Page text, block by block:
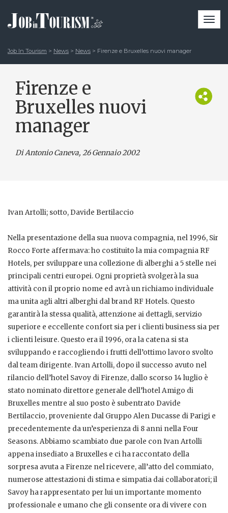
Job In Tourism > News > News > Firenze e Bruxelles nuovi manager
Firenze e
Bruxelles nuovi
manager
Di Antonio Caneva, 26 Gennaio 2002
Ivan Artolli; sotto, Davide Bertilaccio
Nella presentazione della sua nuova compagnia, nel 1996, Sir
Rocco Forte affermava: ho costituito la mia compagnia RF
Hotels, per sviluppare una collezione di alberghi a 5 stelle nei
principali centri europei. Ogni proprietà svolgerà la sua
attività con il proprio nome ed avrà un richiamo individuale
ma unita agli altri alberghi dal brand RF Hotels. Questo
garantirà la stessa qualità, attenzione ai dettagli, servizio
superiore e eccellente confort sia per i clienti business sia per
i clienti leisure. Questo era il 1996, ora la catena si sta
sviluppando e raccogliendo i frutti dell’ottimo lavoro svolto
dal team dirigente. Ivan Artolli, dopo il successo avuto nel
rilancio dell’hotel Savoy di Firenze, dallo scorso 14 luglio è
stato nominato direttore generale dell’hotel Amigo di
Bruxelles mentre al suo posto è subentrato Davide
Bertilaccio, proveniente dal Gruppo Alen Ducasse di Parigi e
precedentemente da un’esperienza di 8 anni nella Four
Seasons. Abbiamo scambiato due parole con Ivan Artolli
appena insediato a Bruxelles e ci ha raccontato della
sorpresa avuta a Firenze nel ricevere, all’atto del commiato,
numerose attestazioni di stima e simpatia dai collaboratori; il
Savoy ha rappresentato per lui un importante momento
professionale e umano che gli consente ora di vivere con